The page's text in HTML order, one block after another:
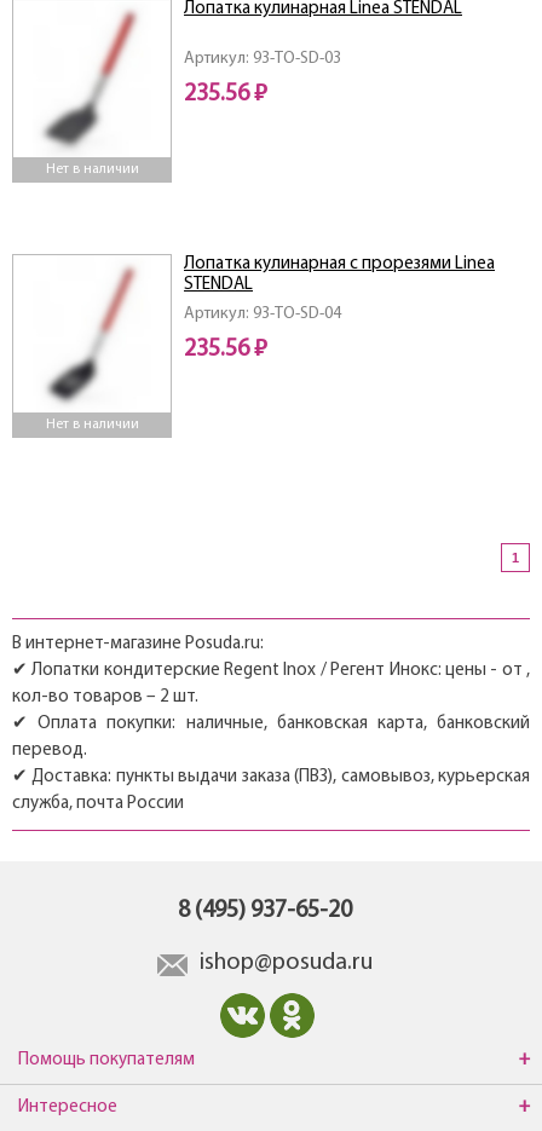
Нет в наличии
Артикул: 93-TO-SD-03
Лопатка кулинарная Linea STENDAL
235.56 ₽
Нет в наличии
Артикул: 93-TO-SD-04
Лопатка кулинарная с прорезями Linea
STENDAL
235.56 ₽
1
В интернет-магазине Posuda.ru:
✔ Лопатки кондитерские Regent Inox / Регент Инокс: цены - от ,
кол-во товаров – 2 шт.
✔ Оплата покупки: наличные, банковская карта, банковский
перевод.
✔ Доставка: пункты выдачи заказа (ПВЗ), самовывоз, курьерская
служба, почта России
8 (495) 937-65-20
ishop@posuda.ru
Помощь покупателям
Интересное